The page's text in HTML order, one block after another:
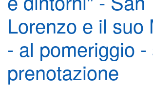
Lorenzo e il suo
- al pomeriggio -
prenotazione